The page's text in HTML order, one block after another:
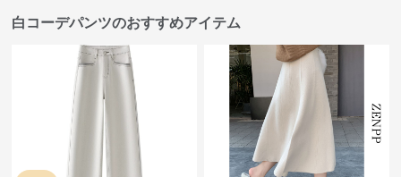
白コーデパンツのおすすめアイテム